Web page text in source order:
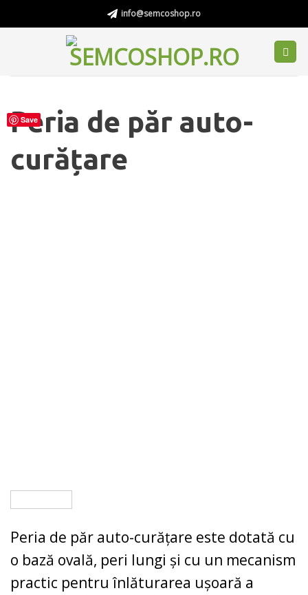
to
info@semcoshop.ro
Peria de păr auto-
curățare
Save
Peria de păr auto-curățare este dotată cu
o bază ovală, peri lungi și cu un mecanism
practic pentru înlăturarea ușoară a